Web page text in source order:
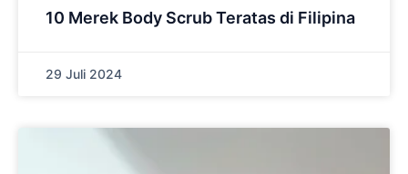
10 Merek Body Scrub Teratas di Filipina
29 Juli 2024